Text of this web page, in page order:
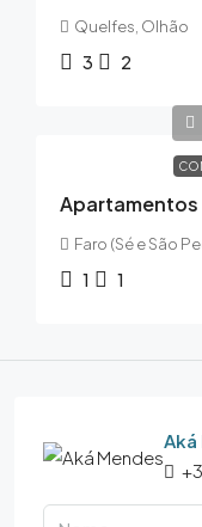
Quelfes, Olhão
3 2
Apartamentos
Faro (Sé e São
1 1
Aká